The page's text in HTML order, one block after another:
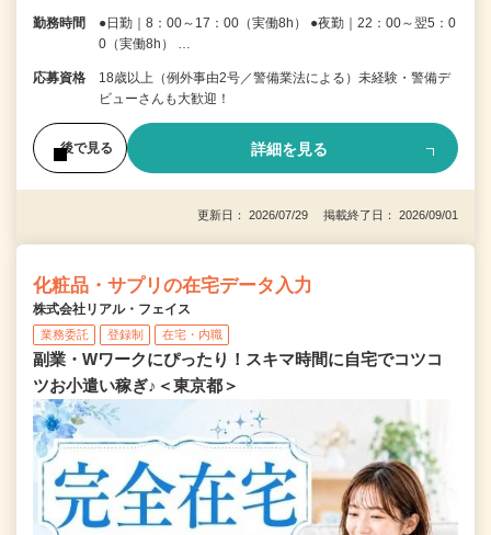
勤務時間
●日勤｜8：00～17：00（実働8h） ●夜勤｜22：00～翌5：0
0（実働8h） …
応募資格
18歳以上（例外事由2号／警備業法による）未経験・警備デ
ビューさんも大歓迎！
後で見る 詳細を見る
更新日： 2026/07/29 掲載終了日： 2026/09/01
化粧品・サプリの在宅データ入力
株式会社リアル・フェイス
業務委託 登録制 在宅・内職
副業・Wワークにぴったり！スキマ時間に自宅でコツコ
ツお小遣い稼ぎ♪＜東京都＞